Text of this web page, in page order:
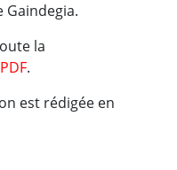
Gaindegia.
la
PDF.
est rédigée en